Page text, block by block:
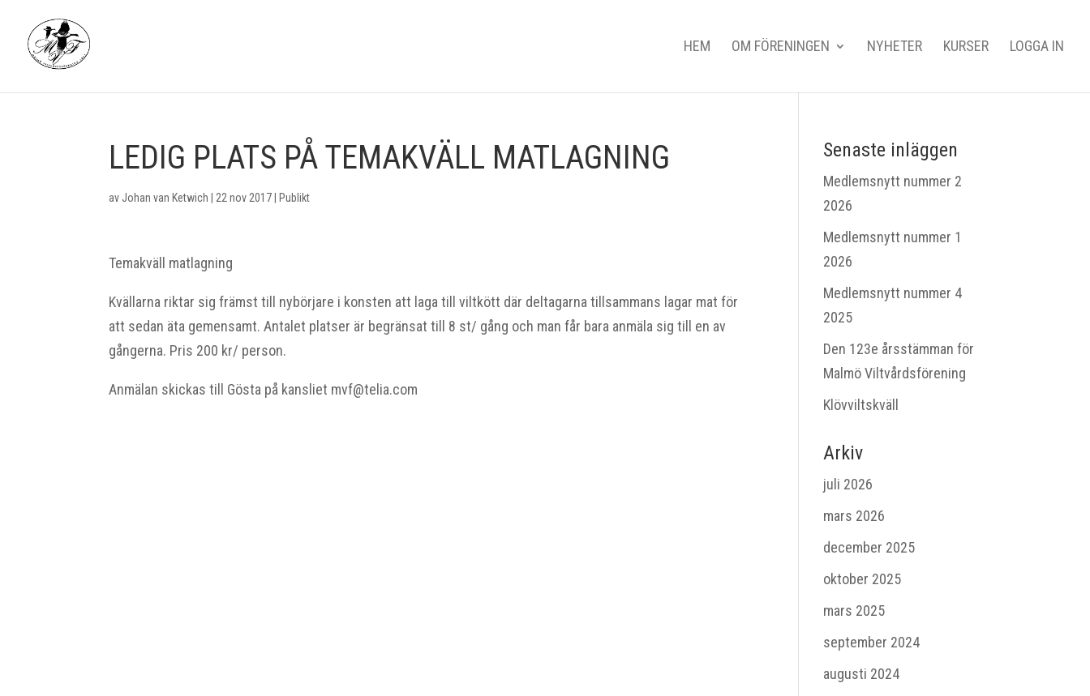
HEM OM FÖRENINGEN NYHETER KURSER LOGGA IN
LEDIG PLATS PÅ TEMAKVÄLL MATLAGNING
av Johan van Ketwich 22 nov 2017 Publikt
Temakväll matlagning
Kvällarna riktar sig främst till nybörjare i konsten att laga till viltkött där deltagarna tillsammans lagar mat för
att sedan äta gemensamt. Antalet platser är begränsat till 8 st/ gång och man får bara anmäla sig till en av
gångerna. Pris 200 kr/ person.
Anmälan skickas till Gösta på kansliet mvf@telia.com
Senaste inläggen
Medlemsnytt nummer 2
2026
Medlemsnytt nummer 1
2026
Medlemsnytt nummer 4
2025
Den 123e årsstämman för
Malmö Viltvårdsförening
Klövviltskväll
Arkiv
juli 2026
mars 2026
december 2025
oktober 2025
mars 2025
september 2024
augusti 2024